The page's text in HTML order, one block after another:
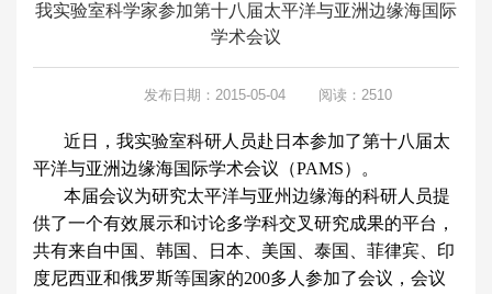
我实验室科学家参加第十八届太平洋与亚洲边缘海国际
学术会议
发布日期：2015-05-04 阅读：2510
近日，我实验室科研人员赴日本参加了第十八届太
平洋与亚洲边缘海国际学术会议（PAMS）。
本届会议为研究太平洋与亚州边缘海的科研人员提
供了一个有效展示和讨论多学科交叉研究成果的平台，
共有来自中国、韩国、日本、美国、泰国、菲律宾、印
度尼西亚和俄罗斯等国家的200多人参加了会议，会议